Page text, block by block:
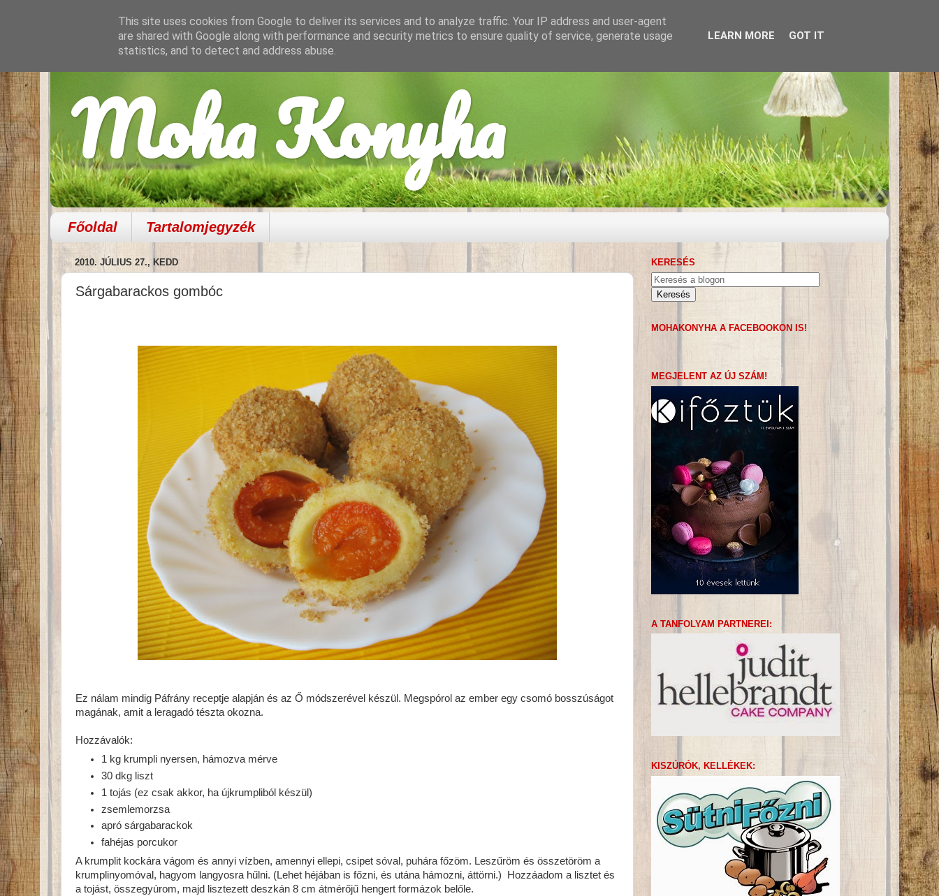
Moha Konyha
Főoldal Tartalomjegyzék
2010. JÚLIUS 27., KEDD
Sárgabarackos gombóc
Ez nálam mindig Páfrány receptje alapján és az Ő módszerével készül. Megspórol az ember egy csomó bosszúságot
magának, amit a leragadó tészta okozna.
Hozzávalók:
1 kg krumpli nyersen, hámozva mérve
30 dkg liszt
1 tojás (ez csak akkor, ha újkrumpliból készül)
zsemlemorzsa
apró sárgabarackok
fahéjas porcukor
A krumplit kockára vágom és annyi vízben, amennyi ellepi, csipet sóval, puhára főzöm. Leszűröm és összetöröm a
krumplinyomóval, hagyom langyosra hűlni. (Lehet héjában is főzni, és utána hámozni, áttörni.) Hozzáadom a lisztet és
a tojást, összegyúrom, majd lisztezett deszkán 8 cm átmérőjű hengert formázok belőle.
KERESÉS
MOHAKONYHA A FACEBOOKON IS!
MEGJELENT AZ ÚJ SZÁM!
A TANFOLYAM PARTNEREI:
KISZÚRÓK, KELLÉKEK:
This site uses cookies from Google to deliver its services and to analyze traffic. Your IP address and user-agent
are shared with Google along with performance and security metrics to ensure quality of service, generate usage
statistics, and to detect and address abuse.
LEARN MORE GOT IT